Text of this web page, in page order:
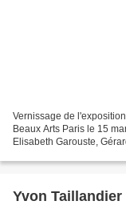
Vernissage de
Beaux Arts Paris le 15
Elisabeth Garouste,
Yvon Taillandier